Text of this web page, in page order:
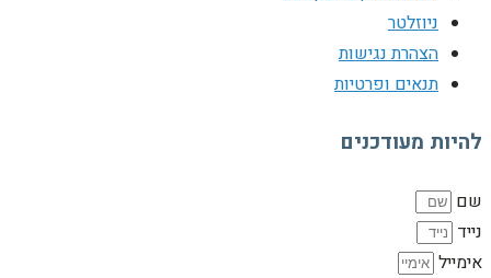
ניוזלטר
הצהרת נגישות
תנאים ופרטיות
להיות מעודכנים
שם
נייד
אימייל